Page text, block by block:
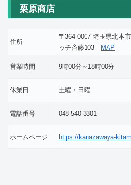
栗原商店
住所
〒364-0007 埼玉県北本
ッチ斉藤103
MAP
営業時間 9時00分～18時00分
休業日 土曜・日曜
電話番号 048-540-3301
ホームページ https://kanazawaya-